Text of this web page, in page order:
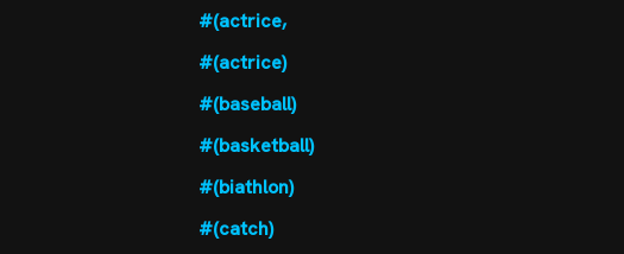
#(actrice,
#(actrice)
#(baseball)
#(basketball)
#(biathlon)
#(catch)